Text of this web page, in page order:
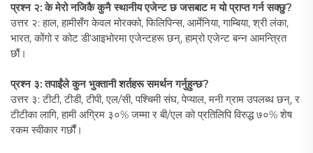
प्रश्न २: के मेरो नजिकै कुनै स्थानीय एजेन्ट छ जसबाट म यो प्राप्त गर्न सक्छु?
उत्तर २: हाल, हामीसँग केवल मोरक्को, फिलिपिन्स, आर्मेनिया, गाम्बिया, श्री लंका,
भारत, कोंगो र कोट डी'आइभोरमा एजेन्टहरू छन्, हाम्रो एजेन्ट बन्न आमन्त्रित
छौं।
प्रश्न ३: तपाईंले कुन भुक्तानी शर्तहरू समर्थन गर्नुहुन्छ?
उत्तर ३: टीटी, टीडी, टीपी, एल/सी, पश्चिमी संघ, पेप्याल, मनी ग्राम उपलब्ध छन्, र
टीटीका लागि, हामी अग्रिम ३०% जम्मा र बी/एल को प्रतिलिपि विरुद्ध ७०% शेष
रकम स्वीकार गर्छौं।